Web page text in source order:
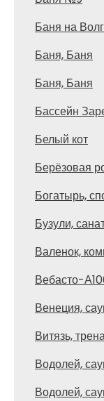
Баня на
Баня, Баня
Баня, Баня
Бассейн
Белый кот
Берёзовая
Богатырь,
Бузули,
Валенок,
Вебасто-
Венеция,
Витязь,
Водолей,
Водолей,